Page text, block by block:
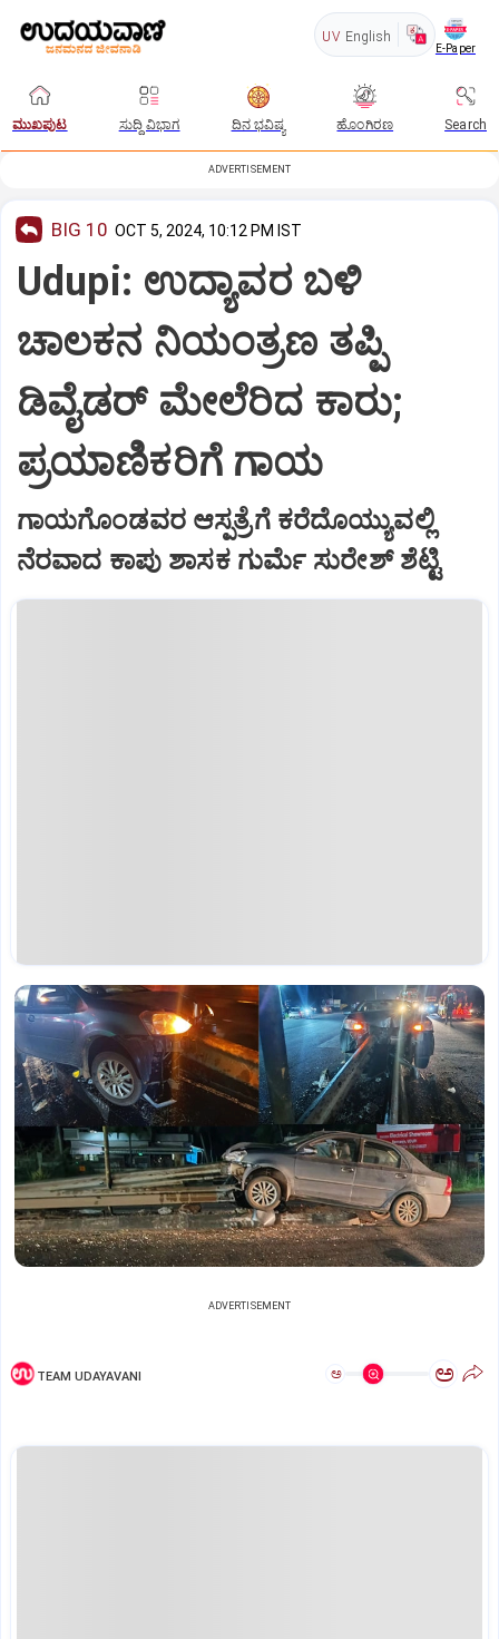
UV English
E-Paper
ಮುಖಪುಟ ಸುದ್ದಿ ವಿಭಾಗ ದಿನ ಭವಿಷ್ಯ ಹೊಂಗಿರಣ Search
ADVERTISEMENT
BIG 10 OCT 5, 2024, 10:12 PM IST
Udupi: ಉದ್ಯಾವರ ಬಳಿ
ಚಾಲಕನ ನಿಯಂತ್ರಣ ತಪ್ಪಿ
ಡಿವೈಡರ್‌ ಮೇಲೆರಿದ ಕಾರು;
ಪ್ರಯಾಣಿಕರಿಗೆ ಗಾಯ
ಗಾಯಗೊಂಡವರ ಆಸ್ಪತ್ರೆಗೆ ಕರೆದೊಯ್ಯುವಲ್ಲಿ
ನೆರವಾದ ಕಾಪು ಶಾಸಕ ಗುರ್ಮೆ ಸುರೇಶ್ ಶೆಟ್ಟಿ
ADVERTISEMENT
TEAM UDAYAVANI ಅ ಅ